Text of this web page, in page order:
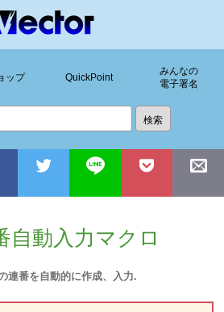
ップ QuickPoint
みんなの
電子署名
自動入力マクロ
連番を自動的に作成、入力.